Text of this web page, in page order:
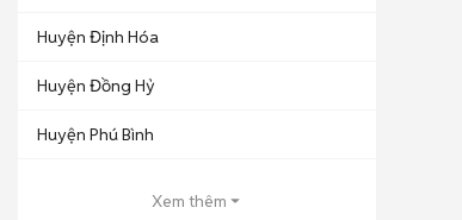
Huyện Định Hóa
Huyện Đồng Hỷ
Huyện Phú Bình
Xem thêm